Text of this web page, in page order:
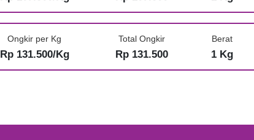
Ongkir per Kg
Rp 131.500/Kg
Total Ongkir
Rp 131.500
Berat
1 Kg